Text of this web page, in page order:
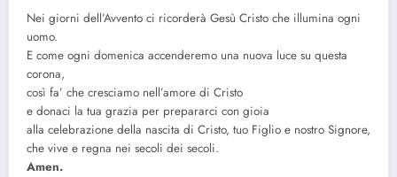
Nei giorni dell’Avvento ci ricorderà Gesù Cristo che illumina ogni
uomo.
E come ogni domenica accenderemo una nuova luce su questa
corona,
così fa’ che cresciamo nell’amore di Cristo
e donaci la tua grazia per prepararci con gioia
alla celebrazione della nascita di Cristo, tuo Figlio e nostro Signore,
che vive e regna nei secoli dei secoli.
Amen.